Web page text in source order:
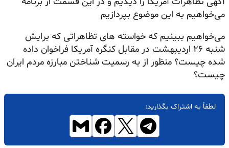
می‌خواهیم به این موضوع بپردازیم
می‌خواهیم ببینیم که خواسته های تظاهراتی که برایش
شنبه ۲۶ اردیبهشت در مقابل کنگره آمریکا فراخوان داده
شده چیست؟ منظور از به رسمیت شناختن مبارزه مردم ایران
چیست؟
لطفاً به اشتراک بگذارید: